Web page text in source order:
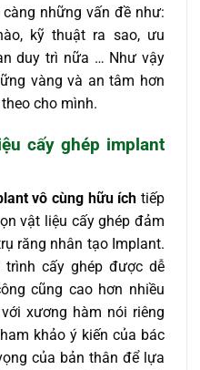
những vấn đề như:
kỹ thuật ra sao, ưu
duy trì nữa … Như vậy
vàng và an tâm hơn
cho mình.
cấy ghép implant
vô cùng hữu ích tiếp
vật liệu cấy ghép đảm
răng nhân tạo Implant.
cấy ghép được dễ
cũng cao hơn nhiều
xương hàm nói riêng
khảo ý kiến của bác
của bản thân để lựa